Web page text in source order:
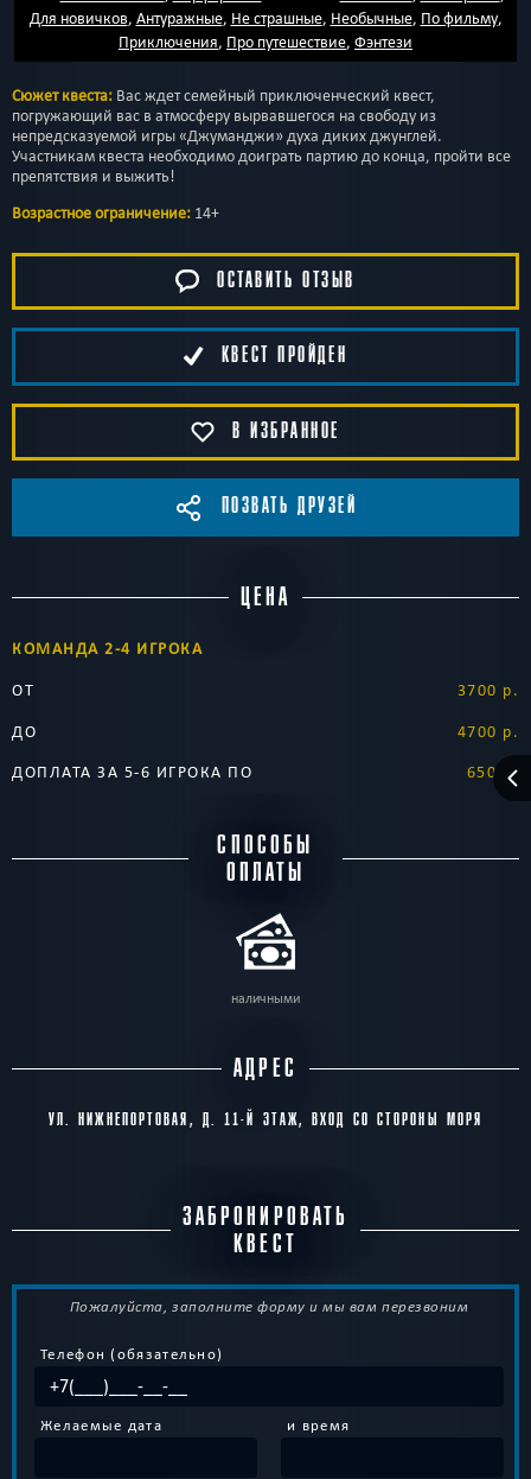
Для новичков, Антуражные, Не страшные, Необычные, По фильму,
Приключения, Про путешествие, Фэнтези
Сюжет квеста: Вас ждет семейный приключенческий квест,
погружающий вас в атмосферу вырвавшегося на свободу из
непредсказуемой игры «Джуманджи» духа диких джунглей.
Участникам квеста необходимо доиграть партию до конца, пройти все
препятствия и выжить!
Возрастное ограничение: 14+
ОСТАВИТЬ ОТЗЫВ
КВЕСТ ПРОЙДЕН
В ИЗБРАННОЕ
ПОЗВАТЬ ДРУЗЕЙ
ЦЕНА
КОМАНДА 2-4 ИГРОКА
ОТ 3700 р.
ДО
4700 р.
ДОПЛАТА ЗА 5-6 ИГРОКА ПО
650 р.
СПОСОБЫ
ОПЛАТЫ
наличными
АДРЕС
УЛ. НИЖНЕПОРТОВАЯ, Д. 11-Й ЭТАЖ, ВХОД СО СТОРОНЫ МОРЯ
ЗАБРОНИРОВАТЬ
КВЕСТ
Пожалуйста, заполните форму и мы вам перезвоним
Телефон (обязательно)
Желаемые дата и время